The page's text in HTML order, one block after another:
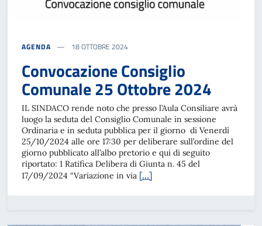
AGENDA 18 OTTOBRE 2024
Convocazione Consiglio
Comunale 25 Ottobre 2024
IL SINDACO rende noto che presso l’Aula Consiliare avrà
luogo la seduta del Consiglio Comunale in sessione
Ordinaria e in seduta pubblica per il giorno di Venerdì
25/10/2024 alle ore 17:30 per deliberare sull’ordine del
giorno pubblicato all’albo pretorio e qui di seguito
riportato: 1 Ratifica Delibera di Giunta n. 45 del
17/09/2024 “Variazione in via […]